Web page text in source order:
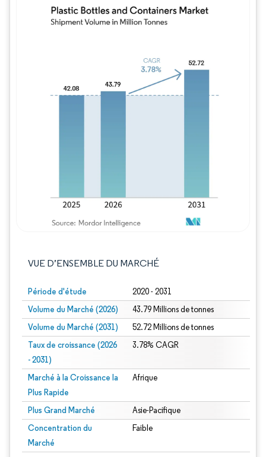
VUE D’ENSEMBLE DU MARCHÉ
Période d'étude 2020 - 2031
Volume du Marché (2026) 43.79 Millions de tonnes
Volume du Marché (2031) 52.72 Millions de tonnes
Taux de croissance (2026
- 2031)
3.78% CAGR
Marché à la Croissance la
Plus Rapide
Afrique
Plus Grand Marché Asie-Pacifique
Concentration du
Marché
Faible